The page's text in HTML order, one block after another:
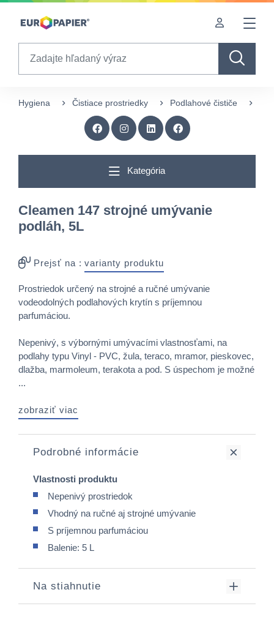
Table Of Content
Zaujímavé produkty pre Vás
Hygiena Čistiace prostriedky Podlahové čističe
Kategória
Cleamen 147 strojné umývanie
podláh, 5L
Prejsť na : varianty produktu
Prostriedok určený na strojné a ručné umývanie
vodeodolných podlahových krytín s príjemnou
parfumáciou.
Nepenivý, s výbornými umývacími vlastnosťami, na
podlahy typu Vinyl - PVC, žula, teraco, mramor, pieskovec,
dlažba, marmoleum, terakota a pod. S úspechom je možné
...
zobraziť viac
Podrobné informácie
Vlastnosti produktu
Nepenivý prostriedok
Vhodný na ručné aj strojné umývanie
S príjemnou parfumáciou
Balenie: 5 L
Na stiahnutie